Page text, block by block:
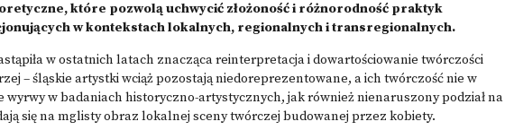
które pozwolą uchwycić złożoność i różnorodność praktyk
w kontekstach lokalnych, regionalnych i transregionalnych.
w ostatnich latach znacząca reinterpretacja i dowartościowanie twórczości
– śląskie artystki wciąż pozostają niedoreprezentowane, a ich twórczość nie w
wyrwy w badaniach historyczno-artystycznych, jak również nienaruszony podział na
się na mglisty obraz lokalnej sceny twórczej budowanej przez kobiety.